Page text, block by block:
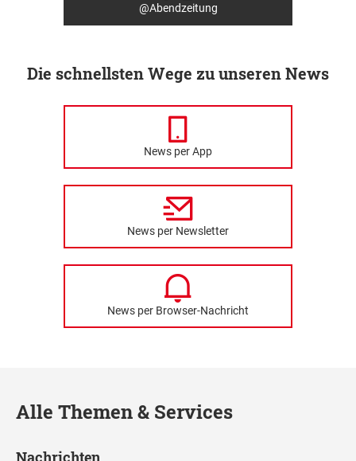
@Abendzeitung
Die schnellsten Wege zu unseren News
News per App
News per Newsletter
News per Browser-Nachricht
Alle Themen & Services
Nachrichten